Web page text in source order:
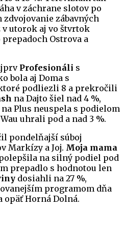
v záchrane slotov po
zábavných
utorok aj vo štvrtok
Ostrova a
Profesionáli s
bola aj Doma s
podliezli 8 a prekročili
na Dajto šiel nad 4 %,
na Plus neuspela s podielom
uhrali pod a nad 3 %.
pondelňajší súboj
Markízy a Joj. Moja mama
na silný podiel pod
prepadlo s hodnotou len
dosiahli na 27 %,
programom dňa
opäť Horná Dolná.